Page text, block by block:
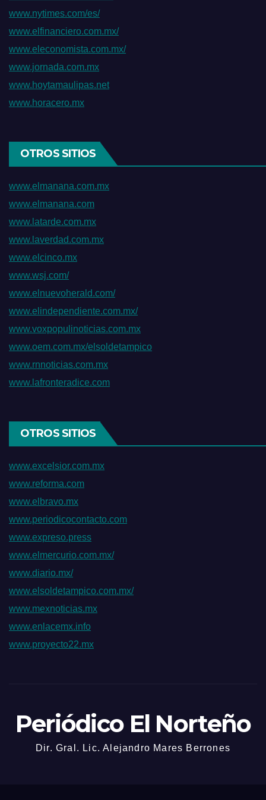
www.nytimes.com/es/
www.elfinanciero.com.mx/
www.eleconomista.com.mx/
www.jornada.com.mx
www.hoytamaulipas.net
www.horacero.mx
OTROS SITIOS
www.elmanana.com.mx
www.elmanana.com
www.latarde.com.mx
www.laverdad.com.mx
www.elcinco.mx
www.wsj.com/
www.elnuevoherald.com/
www.elindependiente.com.mx/
www.voxpopulinoticias.com.mx
www.oem.com.mx/elsoldetampico
www.rnnoticias.com.mx
www.lafronteradice.com
OTROS SITIOS
www.excelsior.com.mx
www.reforma.com
www.elbravo.mx
www.periodicocontacto.com
www.expreso.press
www.elmercurio.com.mx/
www.diario.mx/
www.elsoldetampico.com.mx/
www.mexnoticias.mx
www.enlacemx.info
www.proyecto22.mx
Periódico El Norteño
Dir. Gral. Lic. Alejandro Mares Berrones